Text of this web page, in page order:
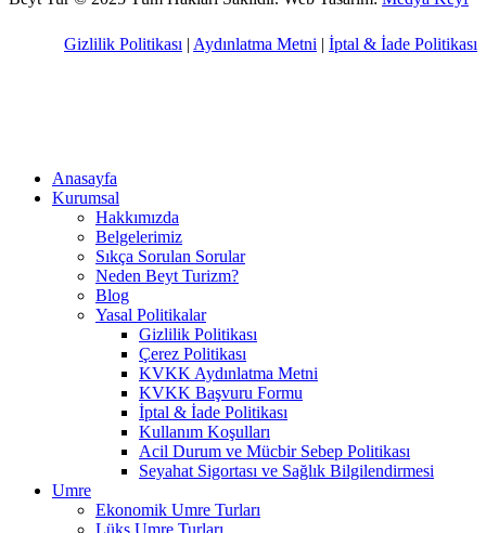
Gizlilik Politikası | Aydınlatma Metni | İptal & İade Politikası
Anasayfa
Kurumsal
Hakkımızda
Belgelerimiz
Sıkça Sorulan Sorular
Neden Beyt Turizm?
Blog
Yasal Politikalar
Gizlilik Politikası
Çerez Politikası
KVKK Aydınlatma Metni
KVKK Başvuru Formu
İptal & İade Politikası
Kullanım Koşulları
Acil Durum ve Mücbir Sebep Politikası
Seyahat Sigortası ve Sağlık Bilgilendirmesi
Umre
Ekonomik Umre Turları
Lüks Umre Turları